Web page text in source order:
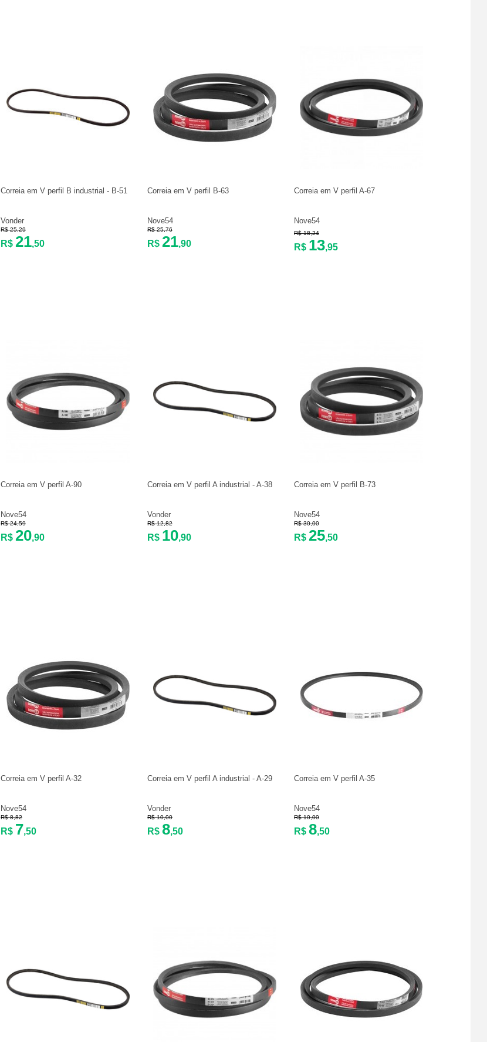
Correia em V perfil B industrial - B-51
Vonder
R$ 25,29
R$ 21,50
Correia em V perfil B-63
Nove54
R$ 25,76
R$ 21,90
Correia em V perfil A-67
Nove54
R$ 18,24
R$ 13,95
Correia em V perfil A-90
Nove54
R$ 24,59
R$ 20,90
Correia em V perfil A industrial - A-38
Vonder
R$ 12,82
R$ 10,90
Correia em V perfil B-73
Nove54
R$ 30,00
R$ 25,50
Correia em V perfil A-32
Nove54
R$ 8,82
R$ 7,50
Correia em V perfil A industrial - A-29
Vonder
R$ 10,00
R$ 8,50
Correia em V perfil A-35
Nove54
R$ 10,00
R$ 8,50